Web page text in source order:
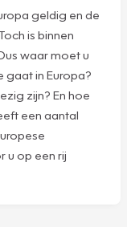
geldig en de
is binnen
waar moet u
gaat in Europa?
zijn? En hoe
een aantal
u op een rij